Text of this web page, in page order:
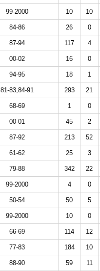
99-2000 10 10
84-86 26 0
87-94 117 4
00-02 16 0
94-95 18 1
81-83,84-91 293 21
68-69 1 0
00-01 45 2
87-92 213 52
61-62 25 3
79-88 342 22
99-2000 4 0
50-54 50 5
99-2000 10 0
66-69 114 12
77-83 184 10
88-90 59 11